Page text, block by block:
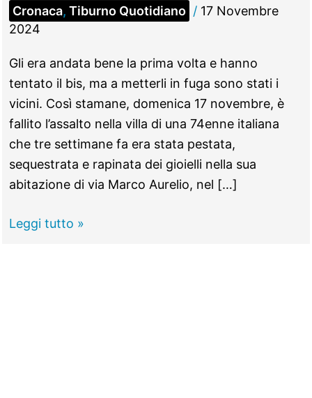
Cronaca, Tiburno Quotidiano / 17 Novembre
2024
Gli era andata bene la prima volta e hanno
tentato il bis, ma a metterli in fuga sono stati i
vicini. Così stamane, domenica 17 novembre, è
fallito l’assalto nella villa di una 74enne italiana
che tre settimane fa era stata pestata,
sequestrata e rapinata dei gioielli nella sua
abitazione di via Marco Aurelio, nel […]
GUIDONIA -
Leggi tutto »